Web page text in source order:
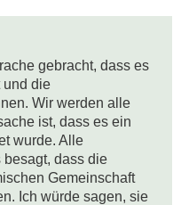
gebracht, dass es
und die
Wir werden alle
ist, dass es ein
wurde. Alle
besagt, dass die
Gemeinschaft
Ich würde sagen, sie